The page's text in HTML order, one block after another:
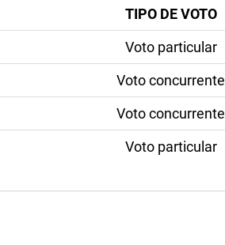
TIPO DE VOTO
Voto particular
Voto concurrente
Voto concurrente
Voto particular